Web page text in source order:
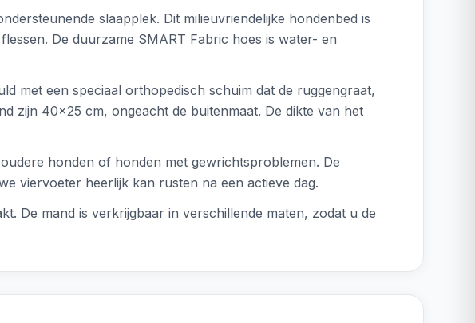
slaapplek. Dit milieuvriendelijke hondenbed is
De duurzame SMART Fabric hoes is water- en
met een speciaal orthopedisch schuim dat de ruggengraat,
zijn 40x25 cm, ongeacht de buitenmaat. De dikte van het
honden of honden met gewrichtsproblemen. De
viervoeter heerlijk kan rusten na een actieve dag.
De mand is verkrijgbaar in verschillende maten, zodat u de